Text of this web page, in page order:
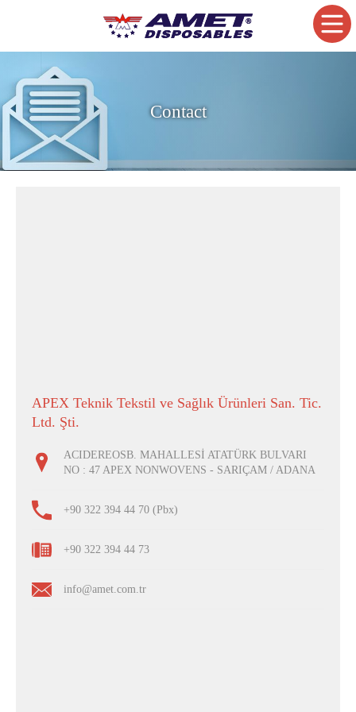
Contact
APEX Teknik Tekstil ve Sağlık Ürünleri San. Tic.
Ltd. Şti.
ACIDEREOSB. MAHALLESİ ATATÜRK BULVARI
NO : 47 APEX NONWOVENS - SARIÇAM / ADANA
+90 322 394 44 70 (Pbx)
+90 322 394 44 73
info@amet.com.tr